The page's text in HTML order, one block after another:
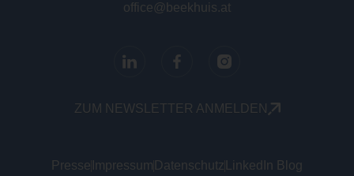
office@beekhuis.at
ZUM NEWSLETTER ANMELDEN
Presse Impressum Datenschutz LinkedIn Blog